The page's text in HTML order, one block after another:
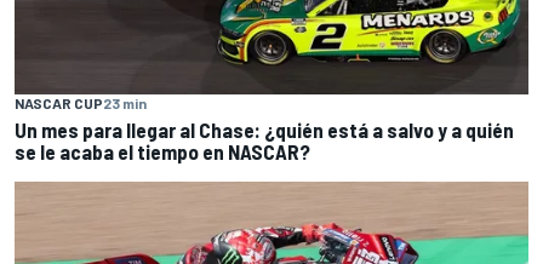
NASCAR CUP23 min
Un mes para llegar al Chase: ¿quién está a salvo y a quién
se le acaba el tiempo en NASCAR?